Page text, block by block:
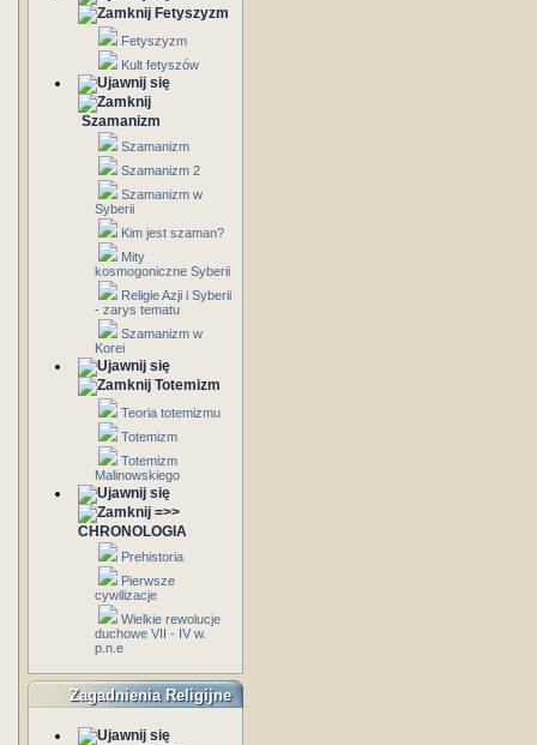
Fetyszyzm
Fetyszyzm
Kult fetyszów
Szamanizm
Szamanizm
Szamanizm 2
Szamanizm w
Syberii
Kim jest szaman?
Mity
kosmogoniczne Syberii
Religie Azji i Syberii
- zarys tematu
Szamanizm w
Korei
Totemizm
Teoria totemizmu
Totemizm
Totemizm
Malinowskiego
=>>
CHRONOLOGIA
Prehistoria
Pierwsze
cywilizacje
Wielkie rewolucje
duchowe VII - IV w.
p.n.e
Zagadnienia Religijne